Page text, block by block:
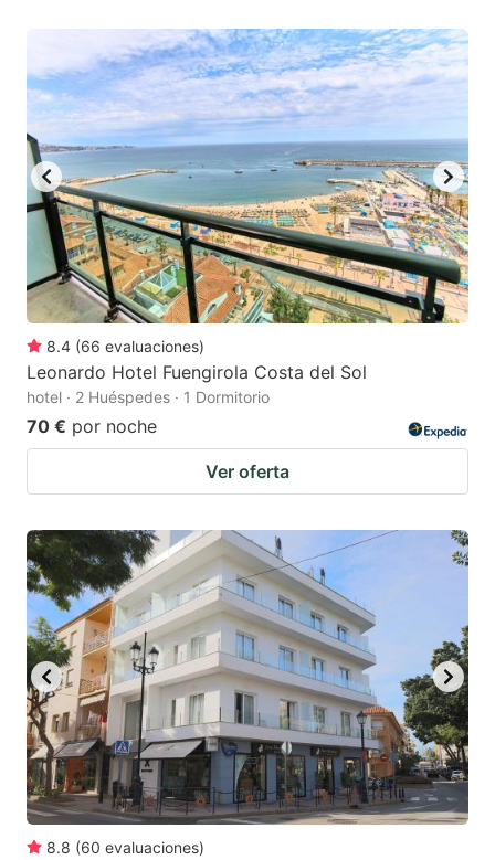
8.4 (66 evaluaciones)
Leonardo Hotel Fuengirola Costa del Sol
hotel · 2 Huéspedes · 1 Dormitorio
70 € por noche
Ver oferta
8.8 (60 evaluaciones)